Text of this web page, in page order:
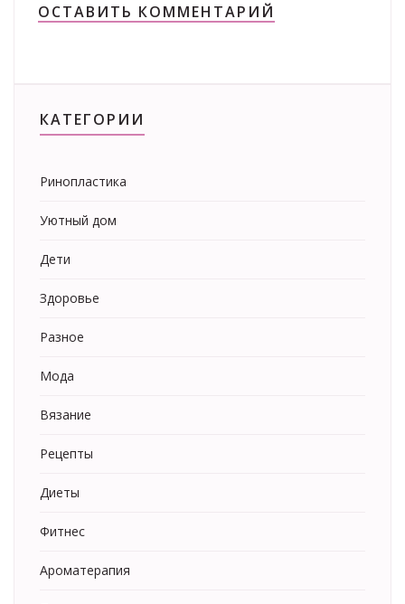
ОСТАВИТЬ КОММЕНТАРИЙ
КАТЕГОРИИ
Ринопластика
Уютный дом
Дети
Здоровье
Разное
Мода
Вязание
Рецепты
Диеты
Фитнес
Ароматерапия